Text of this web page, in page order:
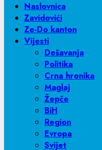
Naslovnica
Zavidovići
Ze-Do kanton
Vijesti
Dešavanja
Politika
Crna hronika
Maglaj
Žepče
BiH
Region
Evropa
Svijet